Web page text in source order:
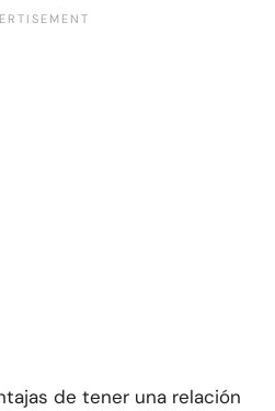
de tener una relación